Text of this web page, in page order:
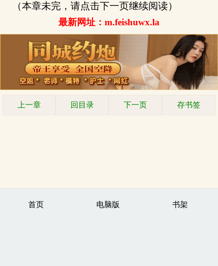
（本章未完，请点击下一页继续阅读）
最新网址：m.feishuwx.la
上一章 回目录 下一页 存书签
首页 电脑版 书架